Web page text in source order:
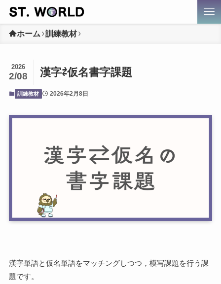
ホーム 訓練教材
漢字⇄仮名書字課題
2026
2/08
訓練教材 2026年2月8日
漢字単語と仮名単語をマッチングしつつ，模写課題を行う課
題です。